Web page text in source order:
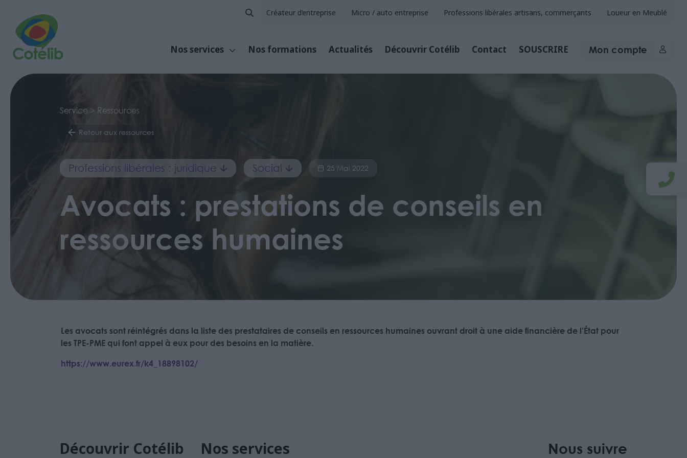
Créateur d’entreprise Micro / auto entreprise Professions libérales artisans, commerçants Loueur en Meublé
Nos services Nos formations Actualités Découvrir Cotélib Contact SOUSCRIRE Mon compte
Service > Ressources
Retour aux ressources
Professions libérales : juridique Social 25 Mai 2022
Avocats : prestations de conseils en
ressources humaines
Les avocats sont réintégrés dans la liste des prestataires de conseils en ressources humaines ouvrant droit à une aide financière de l’État pour
les TPE-PME qui font appel à eux pour des besoins en la matière.
https://www.eurex.fr/k4_18898102/
Découvrir Cotélib Nos services Nous suivre